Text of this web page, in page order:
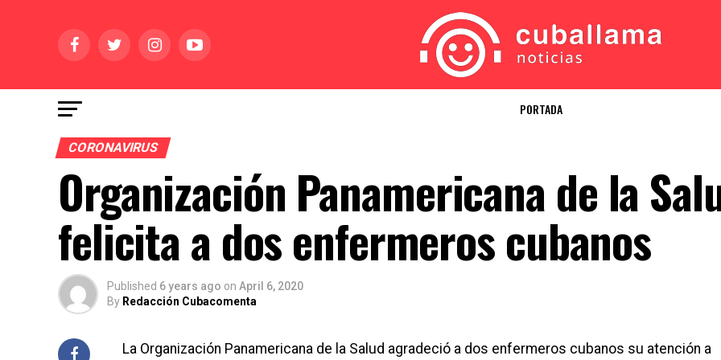
PORTADA
CORONAVIRUS
Organización Panamericana de la
felicita a dos enfermeros cubanos
Published 6 years ago on April 6, 2020
By Redacción Cubacomenta
La Organización Panamericana de la Salud agradeció a dos enfermeros cubanos su atención a